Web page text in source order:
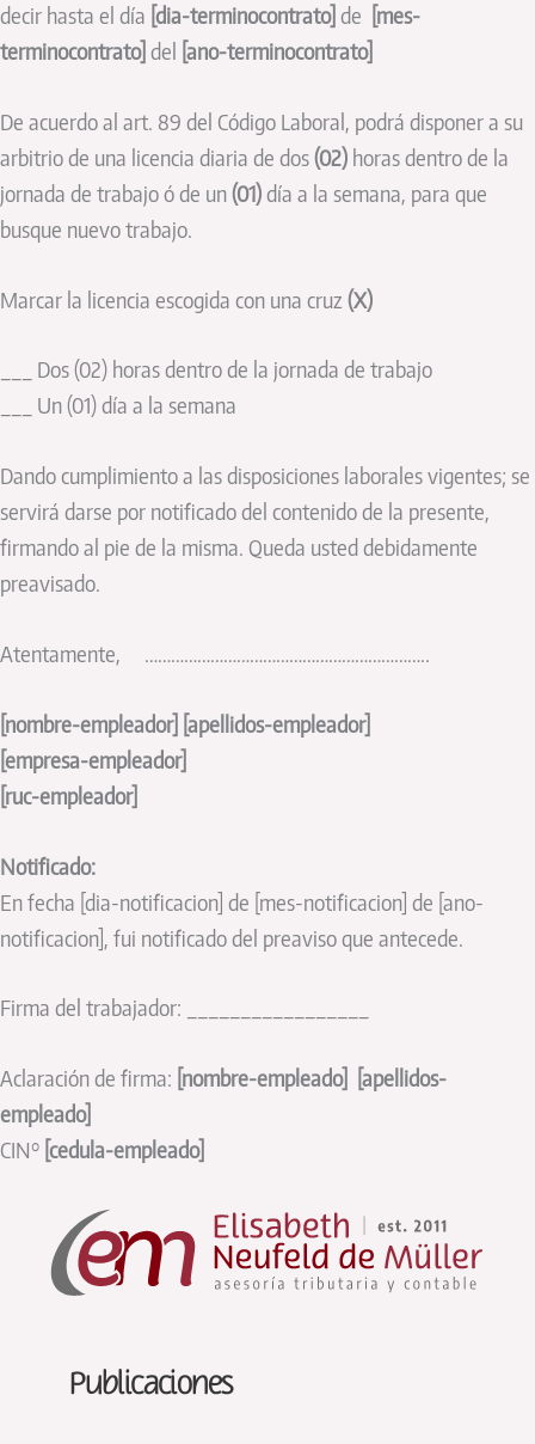
Publicaciones
decir hasta el día [dia-terminocontrato] de [mes-
terminocontrato] del [ano-terminocontrato]
De acuerdo al art. 89 del Código Laboral, podrá disponer a su
arbitrio de una licencia diaria de dos(02) horas dentro de la
jornada de trabajo ó de un(01)día a la semana, para que
busque nuevo trabajo.
Marcar la licencia escogida con una cruz (X)
___ Dos (02) horas dentro de la jornada de trabajo
___ Un (01) día a la semana
Dando cumplimiento a las disposiciones laborales vigentes; se
servirá darse por notificado del contenido de la presente,
firmando al pie de la misma. Queda usted debidamente
preavisado.
Atentamente, ………………………………………………………..
[nombre-empleador] [apellidos-empleador]
[empresa-empleador]
[ruc-empleador]
Notificado:
En fecha [dia-notificacion] de [mes-notificacion] de [ano-
notificacion], fui notificado del preaviso que antecede.
Firma del trabajador: _________________
Aclaración de firma: [nombre-empleado] [apellidos-
empleado]
CIN° [cedula-empleado]